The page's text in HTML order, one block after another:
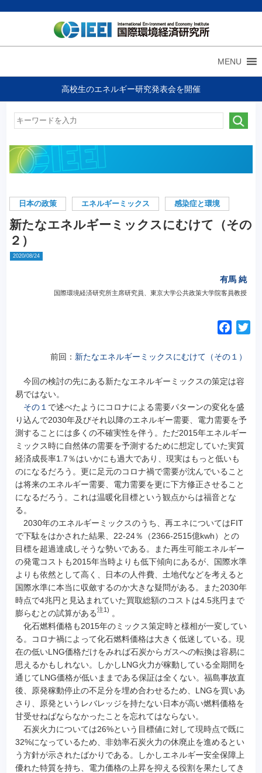
MENU
高校生のエネルギー研究発表会を開催
日本の政策 エネルギーミックス 感染症と環境
新たなエネルギーミックスにむけて（その
２）
2020/08/24
有馬 純
国際環境経済研究所主席研究員、東京大学公共政策大学院客員教授
c
b
o
k
前回： 新たなエネルギーミックスにむけて（その１）
今回の検討の先にある新たなエネルギーミックスの策定は容
易ではない。
その１ で述べたようにコロナによる需要パターンの変化を盛
り込んで2030年及びそれ以降のエネルギー需要、電力需要を予
測することには多くの不確実性を伴う。ただ2015年エネルギー
ミックス時に自然体の需要を予測するために想定していた実質
経済成長率1.7％はいかにも過大であり、現実はもっと低いも
のになるだろう。更に足元のコロナ禍で需要が沈んでいること
は将来のエネルギー需要、電力需要を更に下方修正させること
になるだろう。これは温暖化目標という観点からは福音とな
る。
2030年のエネルギーミックスのうち、再エネについてはFIT
で下駄をはかされた結果、22-24％（2366-2515億kwh）との
目標を超過達成しそうな勢いである。また再生可能エネルギー
の発電コストも2015年当時よりも低下傾向にあるが、国際水準
よりも依然として高く、日本の人件費、土地代などを考えると
国際水準に本当に収斂するのか大きな疑問がある。また2030年
時点で4兆円と見込まれていた買取総額のコストは4.5兆円まで
膨らむとの試算がある注1) 。
化石燃料価格も2015年のミックス策定時と様相が一変してい
る。コロナ禍によって化石燃料価格は大きく低迷している。現
在の低いLNG価格だけをみれば石炭からガスへの転換は容易に
思えるかもしれない。しかしLNG火力が稼動している全期間を
通じてLNG価格が低いままである保証は全くない。福島事故直
後、原発稼動停止の不足分を埋め合わせるため、LNGを買いあ
さり、原発というレバレッジを持たない日本が高い燃料価格を
甘受せねばならなかったことを忘れてはならない。
石炭火力については26%という目標値に対して現時点で既に
32%になっているため、非効率石炭火力の休廃止を進めるとい
う方針が示されたばかりである。しかしエネルギー安全保障上
優れた特質を持ち、電力価格の上昇を抑える役割を果たしてき